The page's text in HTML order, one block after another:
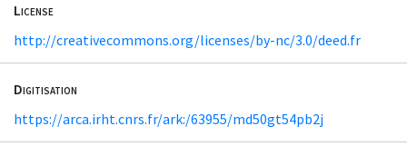
License
http://creativecommons.org/licenses/by-nc/3.0/deed.fr
Digitisation
https://arca.irht.cnrs.fr/ark:/63955/md50gt54pb2j